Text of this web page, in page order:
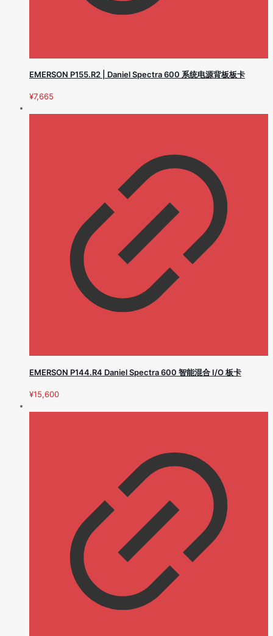
EMERSON P155.R2 | Daniel Spectra 600 系统电源背板板卡
¥7,665
EMERSON P144.R4 Daniel Spectra 600 智能混合 I/O 板卡
¥15,600